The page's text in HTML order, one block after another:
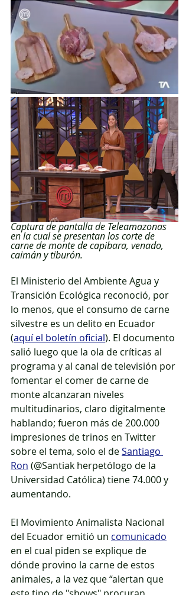
Captura de pantalla de Teleamazonas
en la cual se presentan los corte de
carne de monte de capibara, venado,
caimán y tiburón.
El Ministerio del Ambiente Agua y
Transición Ecológica reconoció, por
lo menos, que el consumo de carne
silvestre es un delito en Ecuador
(aquí el boletín oficial). El documento
salió luego que la ola de críticas al
programa y al canal de televisión por
fomentar el comer de carne de
monte alcanzaran niveles
multitudinarios, claro digitalmente
hablando; fueron más de 200.000
impresiones de trinos en Twitter
sobre el tema, solo el de Santiago
Ron (@Santiak herpetólogo de la
Universidad Católica) tiene 74.000 y
aumentando.
El Movimiento Animalista Nacional
del Ecuador emitió un comunicado
en el cual piden se explique de
dónde provino la carne de estos
animales, a la vez que “alertan que